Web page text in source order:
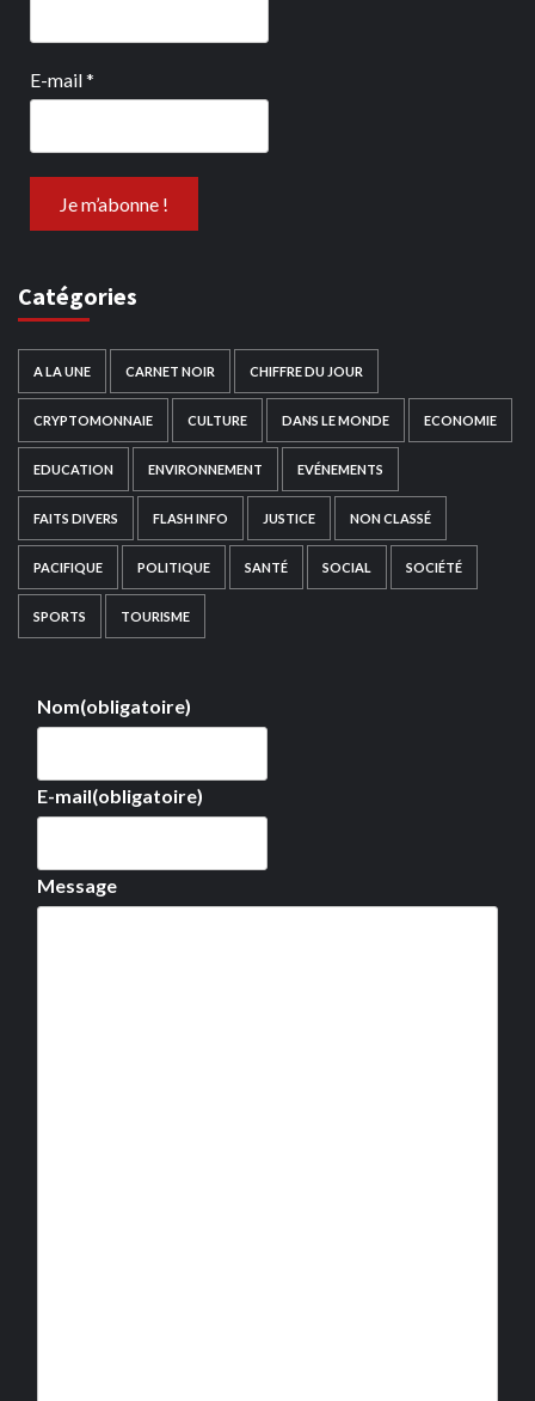
E-mail*
Catégories
A LA UNE CARNET NOIR CHIFFRE DU JOUR
CRYPTOMONNAIE CULTURE DANS LE MONDE ECONOMIE
EDUCATION ENVIRONNEMENT EVÉNEMENTS
FAITS DIVERS FLASH INFO JUSTICE NON CLASSÉ
PACIFIQUE POLITIQUE SANTÉ SOCIAL SOCIÉTÉ
SPORTS TOURISME
Nom(obligatoire)
E-mail(obligatoire)
Message